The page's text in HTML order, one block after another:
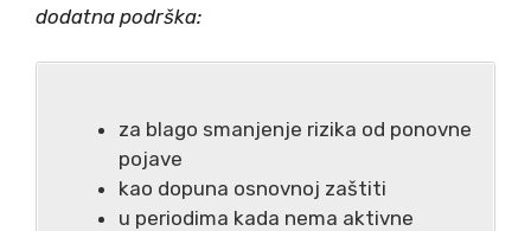
dodatna podrška:
za blago smanjenje rizika od ponovne
pojave
kao dopuna osnovnoj zaštiti
u periodima kada nema aktivne